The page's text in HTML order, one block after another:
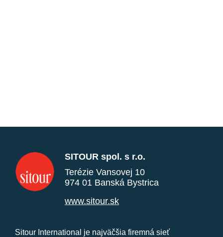
SITOUR spol. s r.o.
Terézie Vansovej 10
974 01 Banská Bystrica
www.sitour.sk
Sitour International je najväčšia firemná sieť